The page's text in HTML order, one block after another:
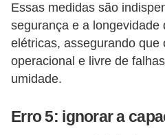
Essas medidas são
segurança e a longevidade
elétricas, assegurando que
operacional e livre de
umidade.
Erro 5: ignorar a
n
c
i
a
I